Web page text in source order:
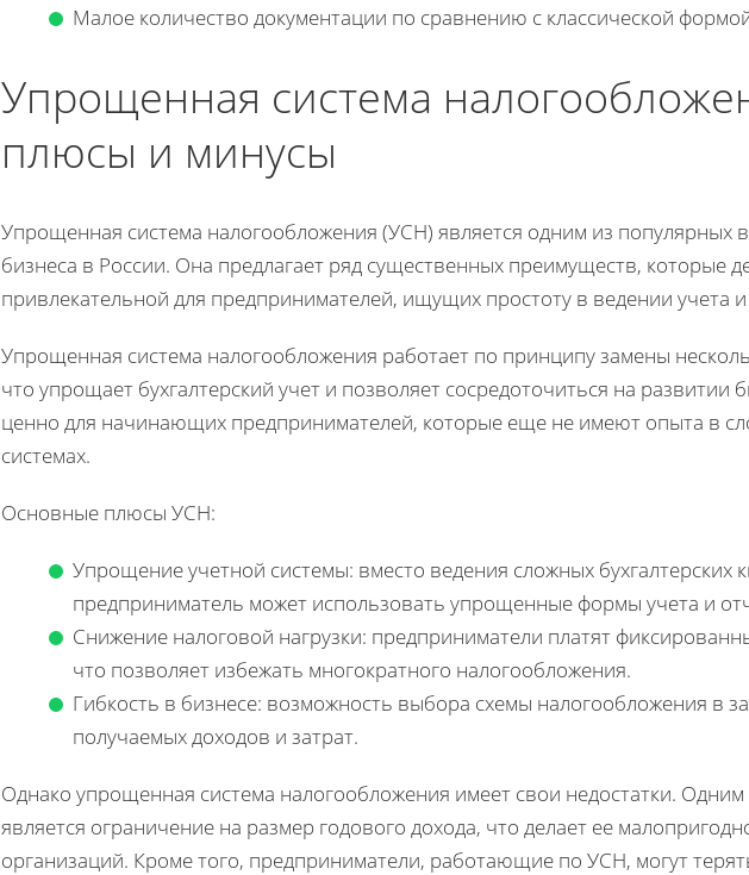
Малое количество документации по сравнению с классической
Упрощенная система
плюсы и минусы
Упрощенная система налогообложения (УСН) является одним из популярных
бизнеса в России. Она предлагает ряд существенных преимуществ, которые
привлекательной для предпринимателей, ищущих простоту в ведении учета
Упрощенная система налогообложения работает по принципу замены
что упрощает бухгалтерский учет и позволяет сосредоточиться на развитии
ценно для начинающих предпринимателей, которые еще не имеют опыта в
системах.
Основные плюсы УСН:
Упрощение учетной системы: вместо ведения сложных бухгалтерских
предприниматель может использовать упрощенные формы учета и
Снижение налоговой нагрузки: предприниматели платят
что позволяет избежать многократного налогообложения.
Гибкость в бизнесе: возможность выбора схемы налогообложения в
получаемых доходов и затрат.
Однако упрощенная система налогообложения имеет свои недостатки.
является ограничение на размер годового дохода, что делает ее
организаций. Кроме того, предприниматели, работающие по УСН, могут